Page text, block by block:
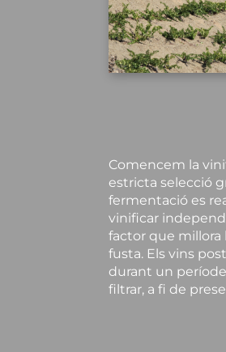
Comencem la
estricta selecció
fermentació es
vinificar
factor que millora
fusta. Els vins
durant un
filtrar, a fi de